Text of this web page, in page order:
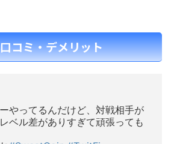
コミ・デメリット
やってるんだけど、対戦相手が
ベル差がありすぎて頑張っても